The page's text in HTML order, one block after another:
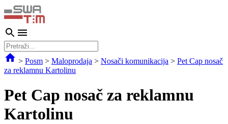
> Posm > Maloprodaja > Nosači komunikacija > Pet Cap nosač
za reklamnu Kartolinu
Pet Cap nosač za reklamnu
Kartolinu